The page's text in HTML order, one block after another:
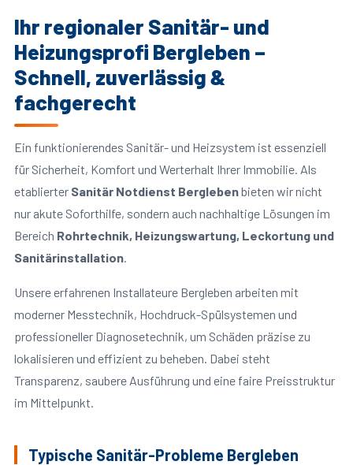
Ihr regionaler Sanitär- und
Heizungsprofi Bergleben –
Schnell, zuverlässig &
fachgerecht
Ein funktionierendes Sanitär- und Heizsystem ist essenziell
für Sicherheit, Komfort und Werterhalt Ihrer Immobilie. Als
etablierter Sanitär Notdienst Berglebenbieten wir nicht
nur akute Soforthilfe, sondern auch nachhaltige Lösungen im
Bereich Rohrtechnik, Heizungswartung, Leckortung und
Sanitärinstallation.
Unsere erfahrenen Installateure Bergleben arbeiten mit
moderner Messtechnik, Hochdruck-Spülsystemen und
professioneller Diagnosetechnik, um Schäden präzise zu
lokalisieren und effizient zu beheben. Dabei steht
Transparenz, saubere Ausführung und eine faire Preisstruktur
im Mittelpunkt.
Typische Sanitär-Probleme Bergleben